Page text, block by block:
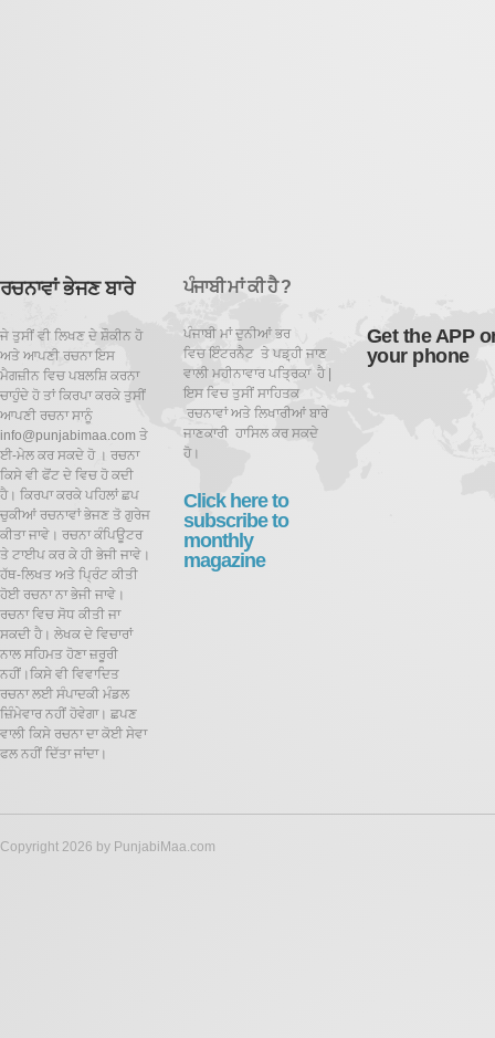
ਰਚਨਾਵਾਂ ਭੇਜਣ ਬਾਰੇ
ਜੇ ਤੁਸੀਂ ਵੀ ਲਿਖਣ ਦੇ ਸ਼ੌਕੀਨ ਹੋ
ਅਤੇ ਆਪਣੀ ਰਚਨਾ ਇਸ
ਮੈਗਜ਼ੀਨ ਵਿਚ ਪਬਲਸ਼ਿ ਕਰਨਾ
ਚਾਹੁੰਦੇ ਹੋ ਤਾਂ ਕਿਰਪਾ ਕਰਕੇ ਤੁਸੀਂ
ਆਪਣੀ ਰਚਨਾ ਸਾਨੂੰ
info@punjabimaa.com ਤੇ
ਈ-ਮੇਲ ਕਰ ਸਕਦੇ ਹੋ । ਰਚਨਾ
ਕਿਸੇ ਵੀ ਫੋਂਟ ਦੇ ਵਿਚ ਹੋ ਕਦੀ
ਹੈ। ਕਿਰਪਾ ਕਰਕੇ ਪਹਿਲਾਂ ਛਪ
ਚੁਕੀਆਂ ਰਚਨਾਵਾਂ ਭੇਜਣ ਤੋ ਗੁਰੇਜ
ਕੀਤਾ ਜਾਵੇ। ਰਚਨਾ ਕੰਪਿਊਟਰ
ਤੇ ਟਾਈਪ ਕਰ ਕੇ ਹੀ ਭੇਜੀ ਜਾਵੇ।
ਹੱਥ-ਲਿਖਤ ਅਤੇ ਪ੍ਰਿੰਟ ਕੀਤੀ
ਹੋਈ ਰਚਨਾ ਨਾ ਭੇਜੀ ਜਾਵੇ।
ਰਚਨਾ ਵਿਚ ਸੋਧ ਕੀਤੀ ਜਾ
ਸਕਦੀ ਹੈ। ਲੇਖਕ ਦੇ ਵਿਚਾਰਾਂ
ਨਾਲ ਸਹਿਮਤ ਹੋਣਾ ਜ਼ਰੂਰੀ
ਨਹੀਂ।ਕਿਸੇ ਵੀ ਵਿਵਾਦਿਤ
ਰਚਨਾ ਲਈ ਸੰਪਾਦਕੀ ਮੰਡਲ
ਜ਼ਿੰਮੇਵਾਰ ਨਹੀਂ ਹੋਵੇਗਾ। ਛਪਣ
ਵਾਲੀ ਕਿਸੇ ਰਚਨਾ ਦਾ ਕੋਈ ਸੇਵਾ
ਫਲ ਨਹੀਂ ਦਿੱਤਾ ਜਾਂਦਾ।
ਪੰਜਾਬੀ ਮਾਂ ਕੀ ਹੈ ?
ਪੰਜਾਬੀ ਮਾਂ ਦੁਨੀਆਂ ਭਰ
ਵਿਚ ਇੰਟਰਨੈਟ ਤੇ ਪਡ਼੍ਹੀ ਜਾਣ
ਵਾਲੀ ਮਹੀਨਾਵਾਰ ਪਤ੍ਰਿਕਾ ਹੈ |
ਇਸ ਵਿਚ ਤੁਸੀਂ ਸਾਹਿਤਕ
ਰਚਨਾਵਾਂ ਅਤੇ ਲਿਖਾਰੀਆਂ ਬਾਰੇ
ਜਾਣਕਾਰੀ ਹਾਸਿਲ ਕਰ ਸਕਦੇ
ਹੋ।
Click here to
subscribe to
monthly
magazine
Get the APP
your phone
Copyright 2026 by PunjabiMaa.com